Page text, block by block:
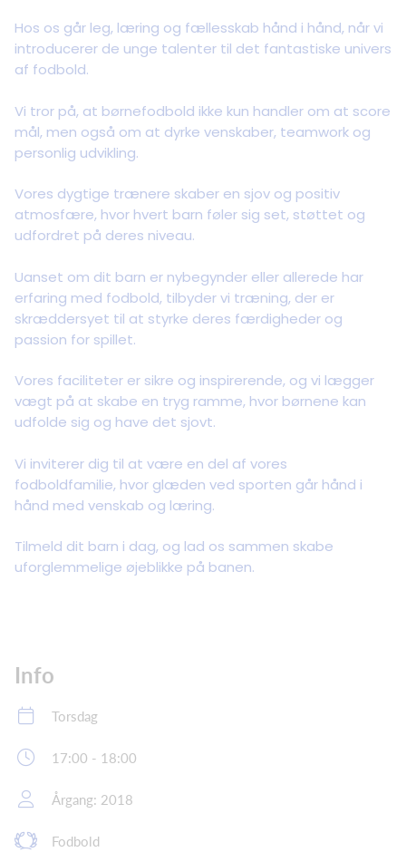
Hos os går leg, læring og fællesskab hånd i hånd, når vi
introducerer de unge talenter til det fantastiske univers
af fodbold.
Vi tror på, at børnefodbold ikke kun handler om at score
mål, men også om at dyrke venskaber, teamwork og
personlig udvikling.
Vores dygtige trænere skaber en sjov og positiv
atmosfære, hvor hvert barn føler sig set, støttet og
udfordret på deres niveau.
Uanset om dit barn er nybegynder eller allerede har
erfaring med fodbold, tilbyder vi træning, der er
skræddersyet til at styrke deres færdigheder og
passion for spillet.
Vores faciliteter er sikre og inspirerende, og vi lægger
vægt på at skabe en tryg ramme, hvor børnene kan
udfolde sig og have det sjovt.
Vi inviterer dig til at være en del af vores
fodboldfamilie, hvor glæden ved sporten går hånd i
hånd med venskab og læring.
Tilmeld dit barn i dag, og lad os sammen skabe
uforglemmelige øjeblikke på banen.
Info
Torsdag
17:00 - 18:00
Årgang: 2018
Fodbold